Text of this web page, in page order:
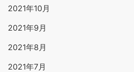
2021年10月
2021年9月
2021年8月
2021年7月